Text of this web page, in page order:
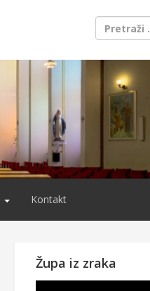
Kontakt
Župa iz zraka